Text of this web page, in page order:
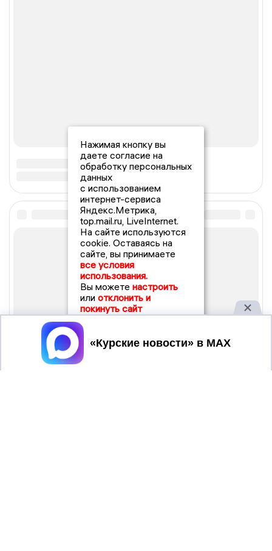
Нажимая кнопку вы
даете согласие на
обработку персональных
данных
с использованием
интернет-сервиса
Яндекс.Метрика,
top.mail.ru, LiveInternet.
На сайте используются
cookie. Оставаясь на
сайте, вы принимаете
все условия
использования.
Вы можете настроить
или отклонить и
покинуть сайт
Принять